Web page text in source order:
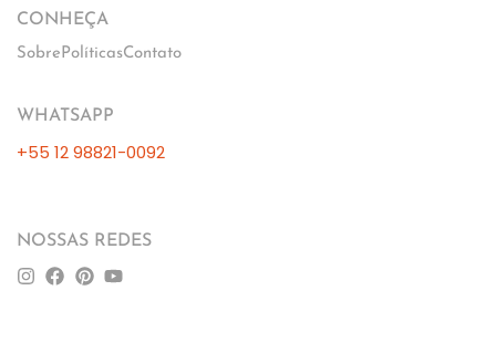
CONHEÇA
Sobre PolíticasContato
WHATSAPP
+55 12 98821-0092
NOSSAS REDES